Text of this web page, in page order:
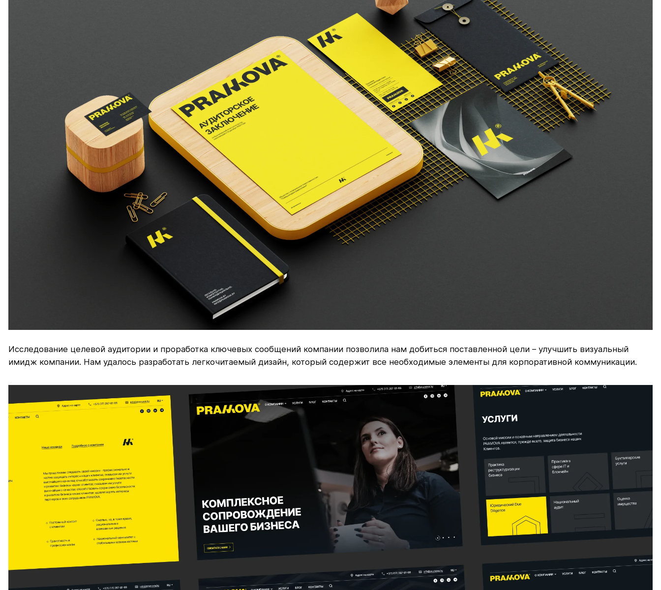
Исследование целевой аудитории и проработка ключевых сообщений компании позволила нам добиться поставленной цели – улучшить визуальный
имидж компании. Нам удалось разработать легкочитаемый дизайн, который содержит все необходимые элементы для корпоративной коммуникации.